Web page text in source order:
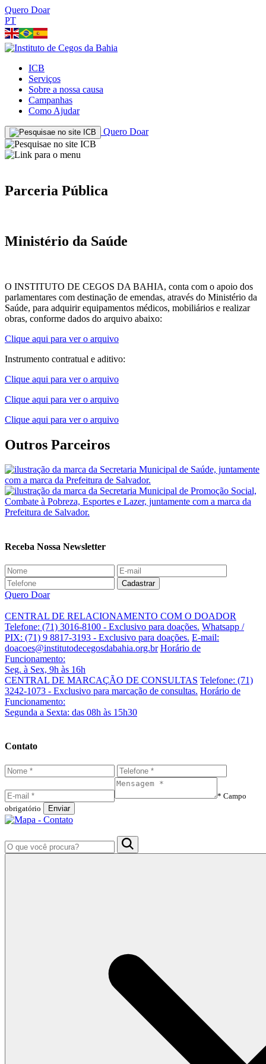
Quero Doar
PT
ICB
Serviços
Sobre a nossa causa
Campanhas
Como Ajudar
Quero Doar
Parceria Pública
Ministério da Saúde
O INSTITUTO DE CEGOS DA BAHIA, conta com o apoio dos
parlamentares com destinação de emendas, através do Ministério da
Saúde, para adquirir equipamentos médicos, mobiliários e realizar
obras, conforme dados do arquivo abaixo:
Clique aqui para ver o arquivo
Instrumento contratual e aditivo:
Clique aqui para ver o arquivo
Clique aqui para ver o arquivo
Clique aqui para ver o arquivo
Outros Parceiros
Receba Nossa Newsletter
Quero Doar
CENTRAL DE RELACIONAMENTO COM O DOADOR
Telefone: (71) 3016-8100 - Exclusivo para doações. Whatsapp /
PIX: (71) 9 8817-3193 - Exclusivo para doações. E-mail:
doacoes@institutodecegosdabahia.org.br Horário de
Funcionamento:
Seg. à Sex, 9h às 16h
CENTRAL DE MARCAÇÃO DE CONSULTAS Telefone: (71)
3242-1073 - Exclusivo para marcação de consultas. Horário de
Funcionamento:
Segunda a Sexta: das 08h às 15h30
Contato
* Campo
obrigatório